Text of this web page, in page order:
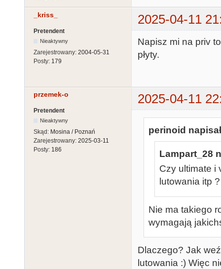
_kriss_ 2025-04-11
Pretendent
Nieaktywny
Zarejestrowany: 2004-05-31
Posty: 179
Napisz mi na priv
płyty.
przemek-o 2025-04-11
Pretendent
Nieaktywny
Skąd: Mosina / Poznań
Zarejestrowany: 2025-03-11
Posty: 186
perinoid
Lampart_28
Czy ultimate i
lutowania itp ?
Nie ma takiego
wymagają
Dlaczego? Jak
lutowania :) Więc